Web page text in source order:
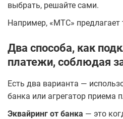
выбрать, решайте сами.
Например, «МТС» предлагает
Два способа, как
платежи, соблюдая
Есть два варианта —
банка или агрегатор приема
Эквайринг от банка — это